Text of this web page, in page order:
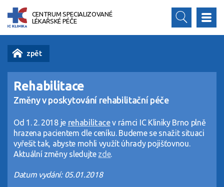
CENTRUM SPECIALIZOVANÉ
LÉKAŘSKÉ PÉČE
Rehabilitace
Změny v poskytování rehabilitační péče
Od 1. 2. 2018 je rehabilitacev rámci IC Kliniky Brno plně
hrazena pacientem dle ceníku. Budeme se snažit situaci
vyřešit tak, abyste mohli využít úhrady pojišťovnou.
Aktuální změny sledujte zde.
Datum vydání: 05.01.2018